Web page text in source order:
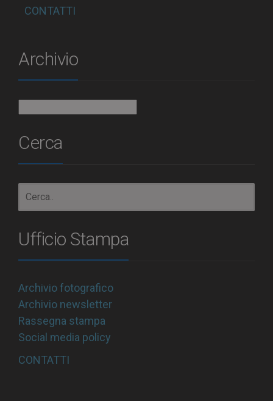
CONTATTI
Archivio
Cerca
Ufficio Stampa
Archivio fotografico
Archivio newsletter
Rassegna stampa
Social media policy
CONTATTI